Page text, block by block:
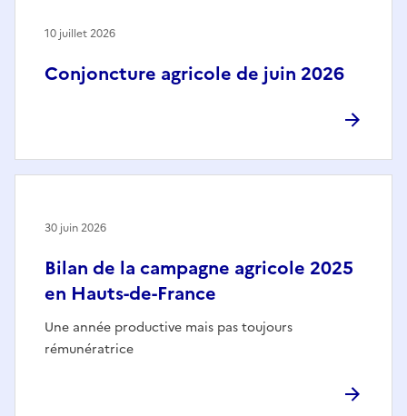
Conjoncture agricole de juin 2026
10 juillet 2026
Bilan de la campagne agricole 2025
en Hauts-de-France
Une année productive mais pas toujours
rémunératrice
30 juin 2026